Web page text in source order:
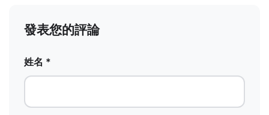
發表您的評論
姓名 *